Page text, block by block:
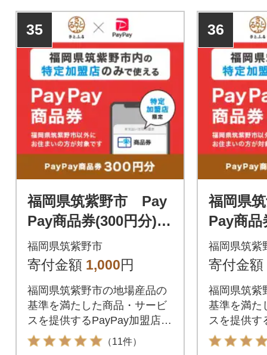
35
福岡県筑紫野市 Pay
Pay商品券(300円分)※
地域内の一部の加盟店
のみで利用可
福岡県筑紫野市
寄付金額 1,000円
福岡県筑紫野市の地場産品の
基準を満たした商品・サービ
スを提供するPayPay加盟店で
のお支払いにご利用いただけ
ます。福岡県筑紫野市在住の
（11件）
36
福岡県
Pay商
地域内
のみで
福岡県筑紫
寄付金額
福岡県筑紫
基準を満た
スを提供す
のお支払い
ます。福岡